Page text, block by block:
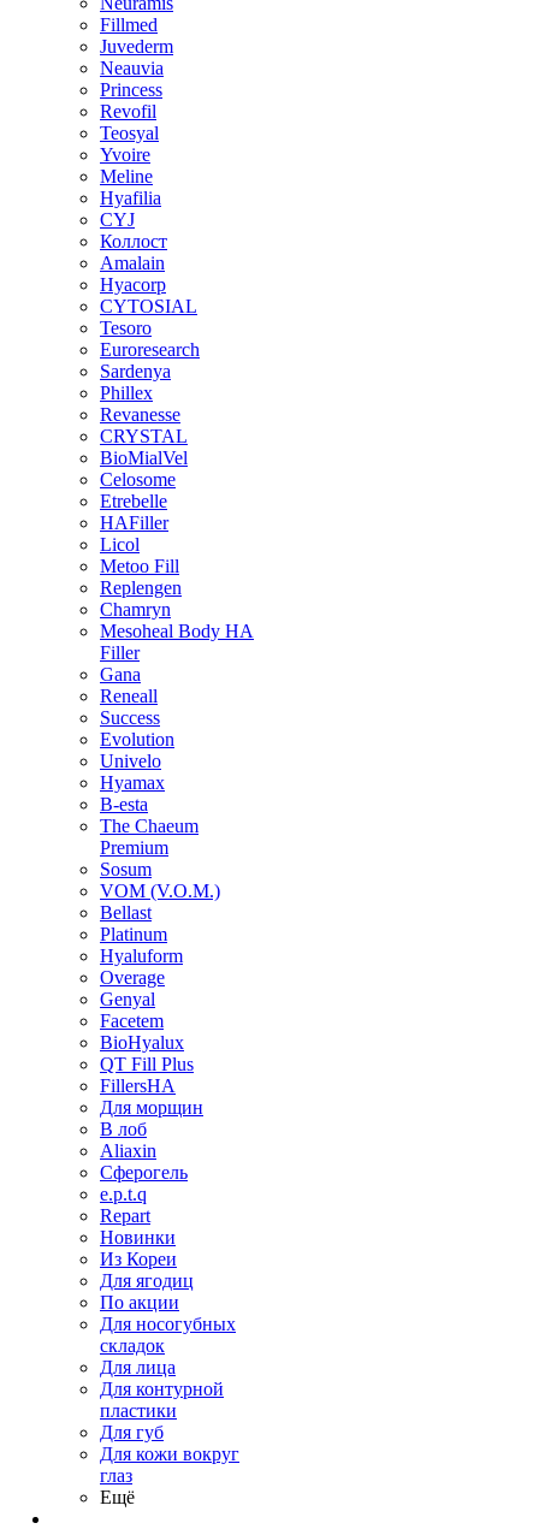
Fillmed
Juvederm
Neauvia
Princess
Revofil
Teosyal
Yvoire
Meline
Hyafilia
CYJ
Коллост
Amalain
Hyacorp
CYTOSIAL
Tesoro
Euroresearch
Sardenya
Phillex
Revanesse
CRYSTAL
BioMialVel
Celosome
Etrebelle
HAFiller
Licol
Metoo Fill
Replengen
Chamryn
Mesoheal Body HA
Filler
Gana
Reneall
Success
Evolution
Univelo
Hyamax
B-esta
The Chaeum
Premium
Sosum
VOM (V.O.M.)
Bellast
Platinum
Hyaluform
Overage
Genyal
Facetem
BioHyalux
QT Fill Plus
FillersHA
Для морщин
В лоб
Aliaxin
Сферогель
e.p.t.q
Repart
Новинки
Из Кореи
Для ягодиц
По акции
Для носогубных
складок
Для лица
Для контурной
пластики
Для губ
Для кожи вокруг
глаз
Ещё